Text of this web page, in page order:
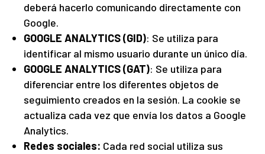
deberá hacerlo comunicando directamente con
Google.
GOOGLE ANALYTICS (GID): Se utiliza para
identificar al mismo usuario durante un único día.
GOOGLE ANALYTICS (GAT): Se utiliza para
diferenciar entre los diferentes objetos de
seguimiento creados en la sesión. La cookie se
actualiza cada vez que envía los datos a Google
Analytics.
Redes sociales: Cada red social utiliza sus